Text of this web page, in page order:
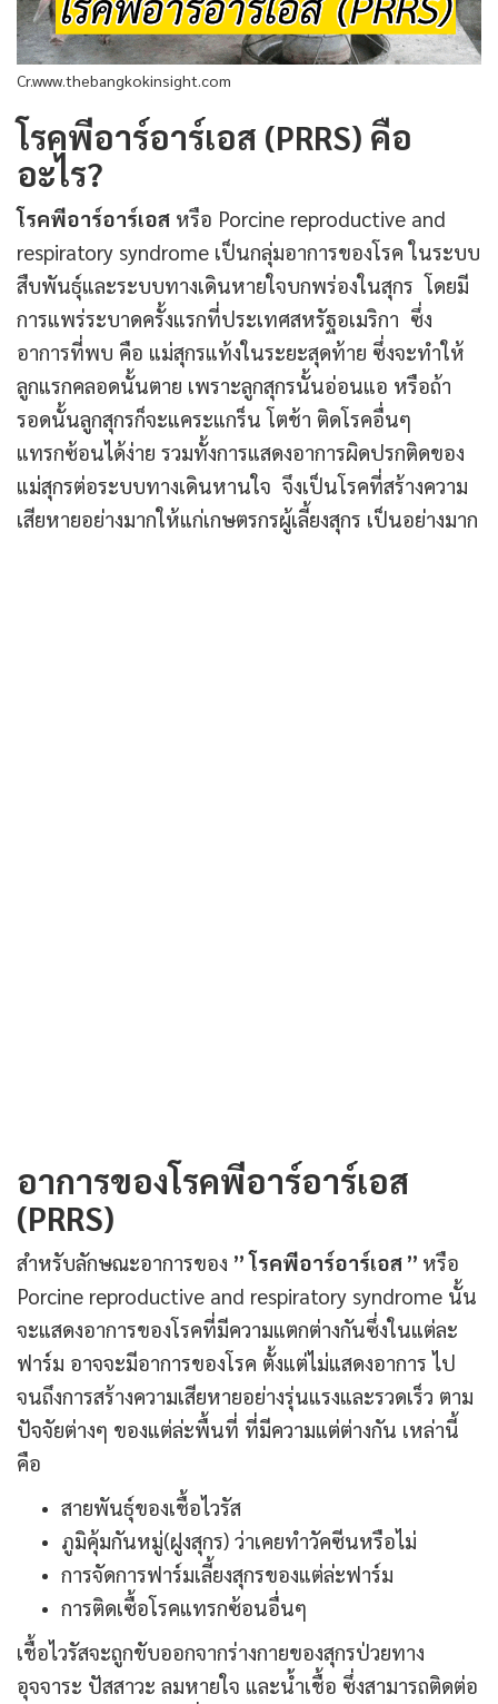
Cr.www.thebangkokinsight.com
โรคพีอาร์อาร์เอส (PRRS) คือ
อะไร?
โรคพีอาร์อาร์เอส หรือ Porcine reproductive and
respiratory syndrome เป็นกลุ่มอาการของโรค ในระบบ
สืบพันธุ์และระบบทางเดินหายใจบกพร่องในสุกร โดยมี
การแพร่ระบาดครั้งแรกที่ประเทศสหรัฐอเมริกา ซึ่ง
อาการที่พบ คือ แม่สุกรแท้งในระยะสุดท้าย ซึ่งจะทำให้
ลูกแรกคลอดนั้นตาย เพราะลูกสุกรนั้นอ่อนแอ หรือถ้า
รอดนั้นลูกสุกรก็จะแคระแกร็น โตช้า ติดโรคอื่นๆ
แทรกซ้อนได้ง่าย รวมทั้งการแสดงอาการผิดปรกติดของ
แม่สุกรต่อระบบทางเดินหานใจ จึงเป็นโรคที่สร้างความ
เสียหายอย่างมากให้แก่เกษตรกรผู้เลี้ยงสุกร เป็นอย่างมาก
อาการของโรคพีอาร์อาร์เอส
(PRRS)
สำหรับลักษณะอาการของ ” โรคพีอาร์อาร์เอส ” หรือ
Porcine reproductive and respiratory syndrome นั้น
จะแสดงอาการของโรคที่มีความแตกต่างกันซึ่งในแต่ละ
ฟาร์ม อาจจะมีอาการของโรค ตั้งแต่ไม่แสดงอาการ ไป
จนถึงการสร้างความเสียหายอย่างรุ่นแรงและรวดเร็ว ตาม
ปัจจัยต่างๆ ของแต่ล่ะพื้นที่ ที่มีความแต่ต่างกัน เหล่านี้
คือ
สายพันธุ์ของเชื้อไวรัส
ภูมิคุ้มกันหมู่(ฝูงสุกร) ว่าเคยทำวัคซีนหรือไม่
การจัดการฟาร์มเลี้ยงสุกรของแต่ล่ะฟาร์ม
การติดเซื้อโรคแทรกซ้อนอื่นๆ
เชื้อไวรัสจะถูกขับออกจากร่างกายของสุกรป่วยทาง
อุจจาระ ปัสสาวะ ลมหายใจ และน้ำเชื้อ ซึ่งสามารถติดต่อ